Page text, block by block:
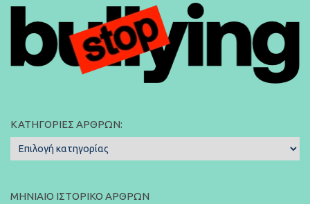
ΚΑΤΗΓΟΡΊΕΣ ΆΡΘΡΩΝ:
Κατηγορίες
Άρθρων:
ΜΗΝΙΑΊΟ ΙΣΤΟΡΙΚΌ ΆΡΘΡΩΝ